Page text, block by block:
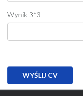
Wynik 3*3